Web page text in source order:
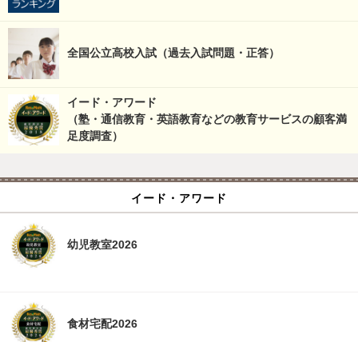
全国公立高校入試（過去入試問題・正答）
イード・アワード
（塾・通信教育・英語教育などの教育サービスの顧客満
足度調査）
イード・アワード
幼児教室2026
食材宅配2026